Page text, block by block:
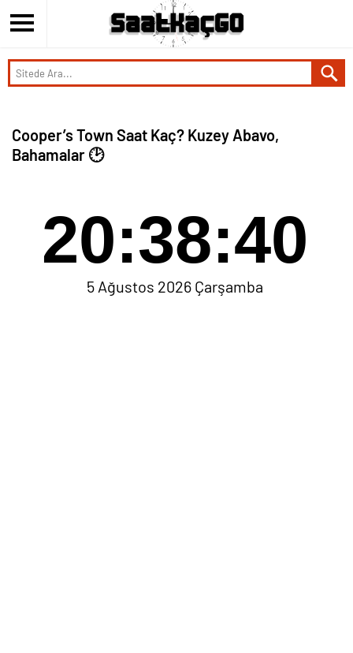
Cooper’s Town Saat Kaç? Kuzey Abavo,
Bahamalar 🕑
20:38:40
5 Ağustos 2026 Çarşamba